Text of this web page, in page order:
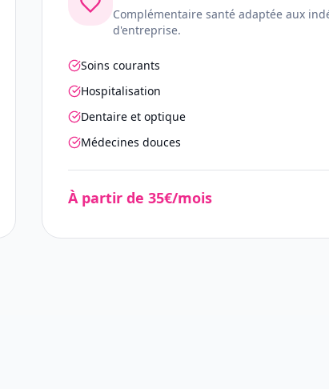
Complémentaire santé adaptée aux
d'entreprise.
Soins courants
Hospitalisation
Dentaire et optique
Médecines douces
À partir de 35€/mois